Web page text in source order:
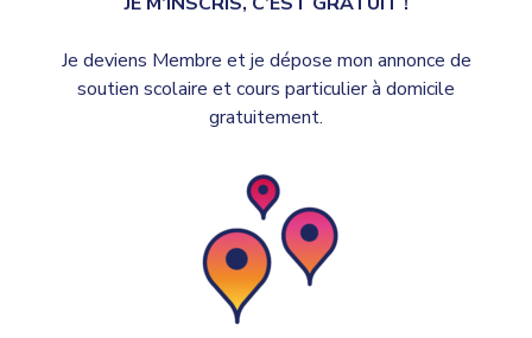
Je deviens Membre et je dépose mon annonce de
soutien scolaire et cours particulier à domicile
gratuitement.